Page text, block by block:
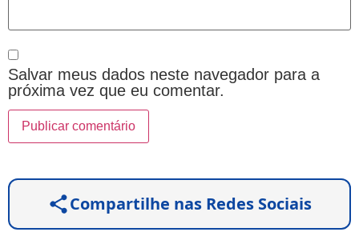
Salvar meus dados neste navegador para a
próxima vez que eu comentar.
Compartilhe nas Redes Sociais